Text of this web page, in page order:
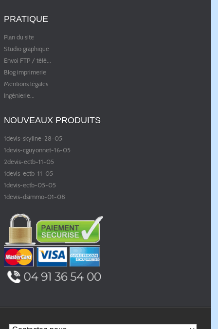
PRATIQUE
Plan du site
Studio graphique
Envoi FTP / télé...
Blog imprimerie
Mentions légales
Ingénierie...
NOUVEAUX PRODUITS
1devis-skyline-28-05
1devis-cguyonnet-16-05
2devis-ectb-11-05
1devis-ectb-11-05
1devis-ectb-05-05
1devis-dsimmo-01-08